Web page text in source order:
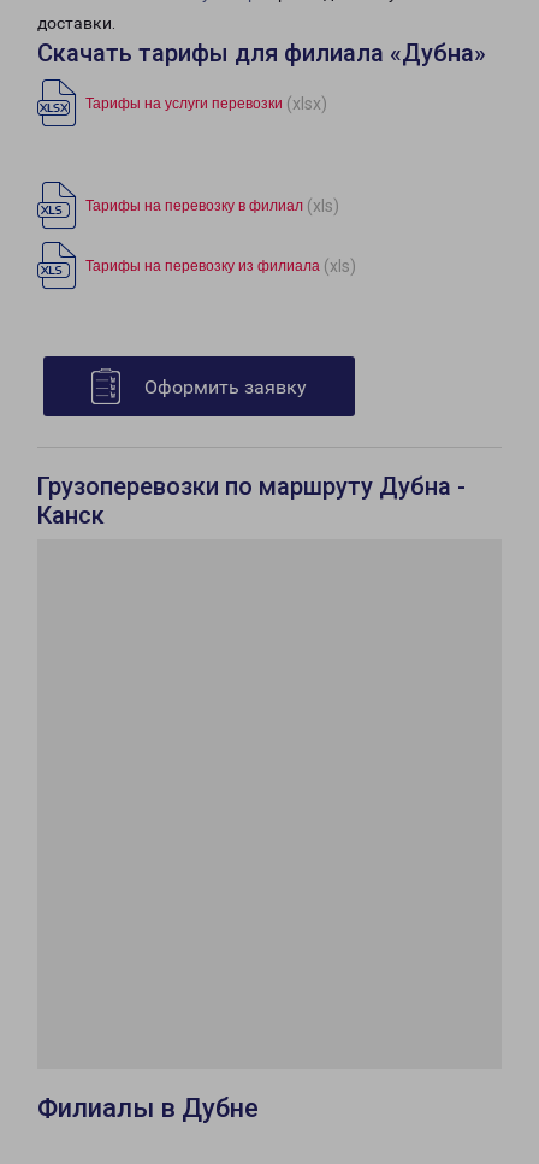
доставки.
Скачать тарифы для филиала «Дубна»
Тарифы на услуги перевозки (xlsx)
Тарифы на перевозку в филиал (xls)
Тарифы на перевозку из филиала (xls)
Оформить заявку
Грузоперевозки по маршруту Дубна -
Канск
Филиалы в Дубне